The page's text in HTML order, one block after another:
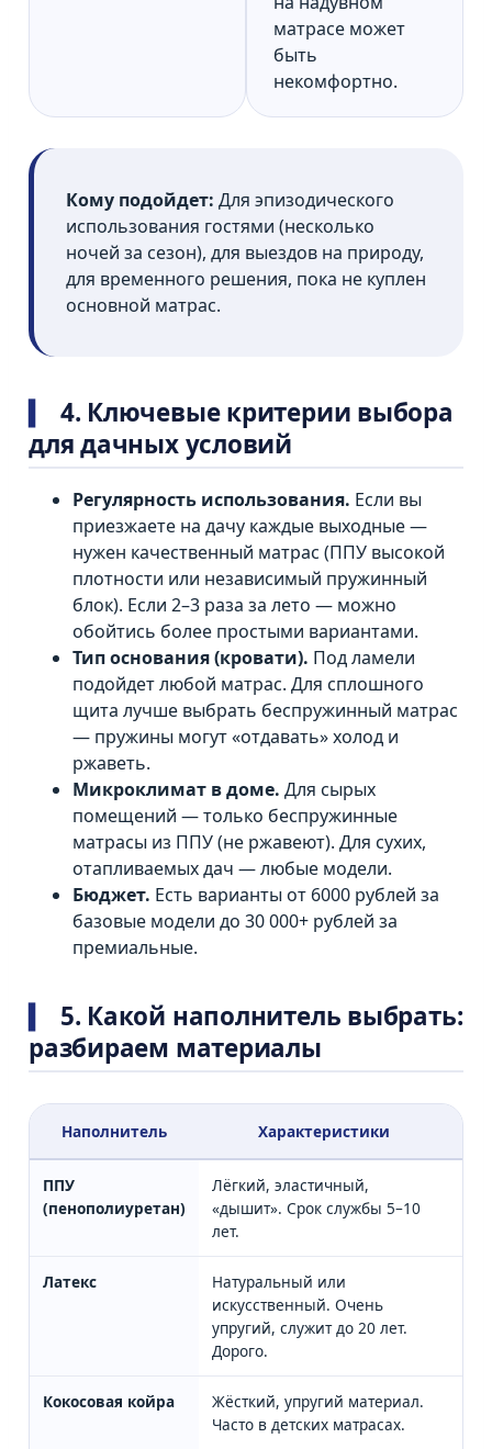
матрасе может
быть
некомфортно.
Кому подойдет: Для эпизодического
использования гостями (несколько
ночей за сезон), для выездов на природу,
для временного решения, пока не куплен
основной матрас.
4. Ключевые критерии выбора
для дачных условий
Регулярность использования. Если вы
приезжаете на дачу каждые выходные —
нужен качественный матрас (ППУ высокой
плотности или независимый пружинный
блок). Если 2–3 раза за лето — можно
обойтись более простыми вариантами.
Тип основания (кровати). Под ламели
подойдет любой матрас. Для сплошного
щита лучше выбрать беспружинный матрас
— пружины могут «отдавать» холод и
ржаветь.
Микроклимат в доме. Для сырых
помещений — только беспружинные
матрасы из ППУ (не ржавеют). Для сухих,
отапливаемых дач — любые модели.
Бюджет. Есть варианты от 6000 рублей за
базовые модели до 30 000+ рублей за
премиальные.
5. Какой наполнитель выбрать:
разбираем материалы
Наполнитель Характеристики
ППУ
(пенополиуретан)
Лёгкий, эластичный,
«дышит». Срок службы 5–10
лет.
Латекс
Натуральный или
искусственный. Очень
упругий, служит до 20 лет.
Дорого.
Кокосовая койра
Жёсткий, упругий материал.
Часто в детских матрасах.